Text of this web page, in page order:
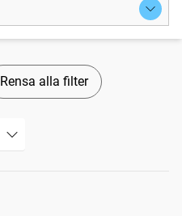
Rensa alla filter